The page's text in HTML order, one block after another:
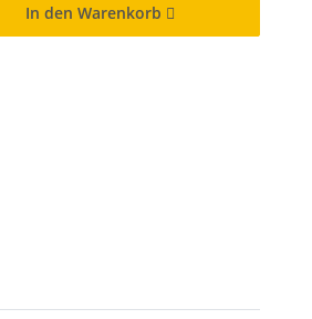
In den Warenkorb